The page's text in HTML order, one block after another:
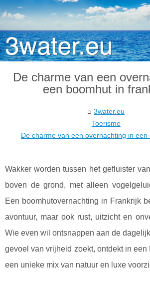
De charme van een
een boomhut in
3water.eu
Toerisme
De charme van een overnachting in een
Wakker worden tussen het gefluister
boven de grond, met alleen
Een boomhutovernachting in Frankrijk
avontuur, maar ook rust, uitzicht en
Wie even wil ontsnappen aan de
gevoel van vrijheid zoekt, ontdekt in een
een unieke mix van natuur en luxe